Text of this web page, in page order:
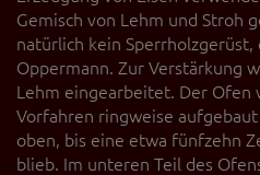
Gemisch von Lehm und Stroh
natürlich kein Sperrholzgerüst,
Oppermann. Zur Verstärkung
Lehm eingearbeitet. Der Ofen
Vorfahren ringweise
oben, bis eine etwa fünfzehn
blieb. Im unteren Teil des